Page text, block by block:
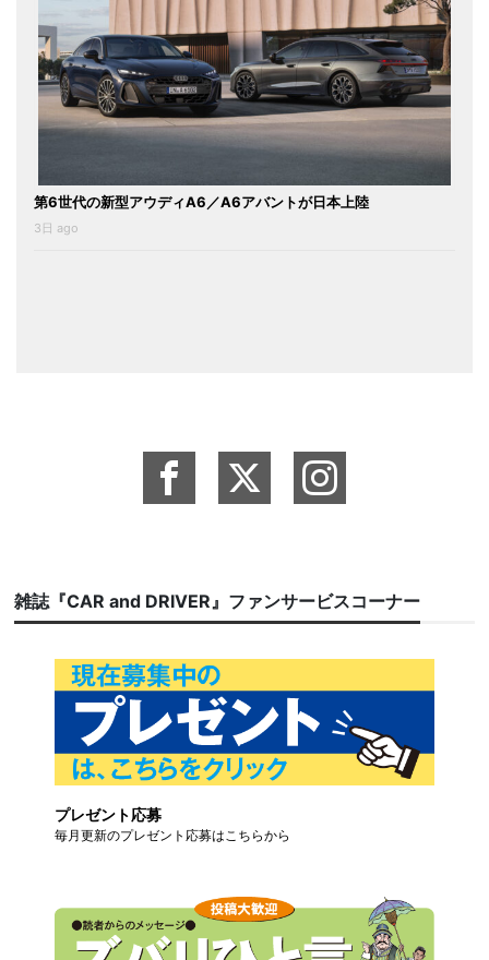
第6世代の新型アウディA6／A6アバントが日本上陸
3日 ago
雑誌『CAR and DRIVER』ファンサービスコーナー
プレゼント応募
毎月更新のプレゼント応募はこちらから